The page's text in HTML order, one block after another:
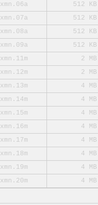
xmn.06a
512 KB
xmn.07a
512 KB
xmn.08a
512 KB
xmn.09a
512 KB
xmn.11m
2 MB
xmn.12m
2 MB
xmn.13m
4 MB
xmn.14m
4 MB
xmn.15m
4 MB
xmn.16m
4 MB
xmn.17m
4 MB
xmn.18m
4 MB
xmn.19m
4 MB
xmn.20m
4 MB